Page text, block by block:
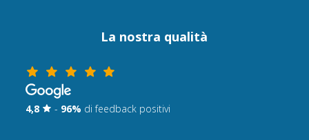
La nostra qualità
4,8 - 96% di feedback positivi